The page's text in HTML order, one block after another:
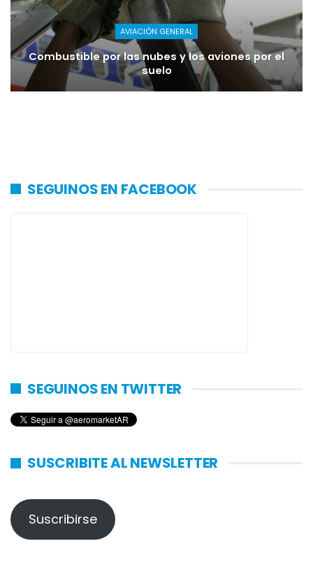
AVIACIÓN GENERAL
Combustible por las nubes y los aviones por el
suelo
SEGUINOS EN FACEBOOK
SEGUINOS EN TWITTER
SUSCRIBITE AL NEWSLETTER
Suscribirse